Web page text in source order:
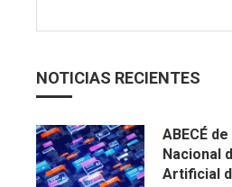
NOTICIAS RECIENTES
ABECÉ
Nacional
Artificial